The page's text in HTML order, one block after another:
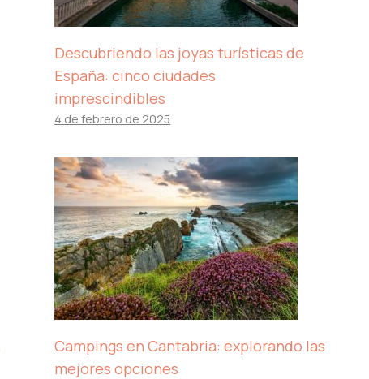
Descubriendo las joyas turísticas de
España: cinco ciudades
imprescindibles
4 de febrero de 2025
Campings en Cantabria: explorando las
mejores opciones